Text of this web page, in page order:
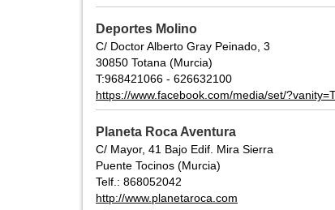
Deportes Molino
C/ Doctor Alberto Gray Peinado, 3
30850 Totana (Murcia)
T:968421066 - 626632100
https://www.facebook.com/media/set/
Planeta Roca Aventura
C/ Mayor, 41 Bajo Edif. Mira Sierra
Puente Tocinos (Murcia)
Telf.: 868052042
http://www.planetaroca.com